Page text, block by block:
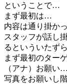
ということで…
まず最初は…
内容は通り掛か
スタッフが話し
るといういたずら
まず最初のター
（アナ）お願い…
写真をお願いし